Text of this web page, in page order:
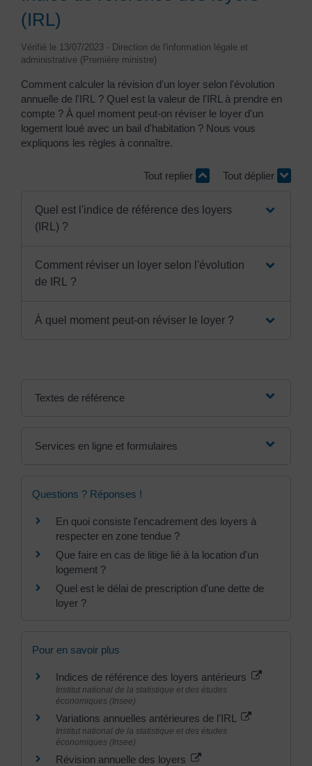
(IRL)
Vérifié le 13/07/2023 - Direction de l'information légale et
administrative (Première ministre)
Comment calculer la révision d'un loyer selon l'évolution
annuelle de l'IRL ? Quel est la valeur de l'IRL à prendre en
compte ? À quel moment peut-on réviser le loyer d'un
logement loué avec un bail d'habitation ? Nous vous
expliquons les règles à connaître.
Tout replier Tout déplier
Quel est l'indice de référence des loyers
(IRL) ?
Comment réviser un loyer selon l'évolution
de IRL ?
À quel moment peut-on réviser le loyer ?
Textes de référence
Services en ligne et formulaires
Questions ? Réponses !
En quoi consiste l'encadrement des loyers à
respecter en zone tendue ?
Que faire en cas de litige lié à la location d'un
logement ?
Quel est le délai de prescription d'une dette de
loyer ?
Pour en savoir plus
Indices de référence des loyers antérieurs
Institut national de la statistique et des études
économiques (Insee)
Variations annuelles antérieures de l'IRL
Institut national de la statistique et des études
économiques (Insee)
Révision annuelle des loyers